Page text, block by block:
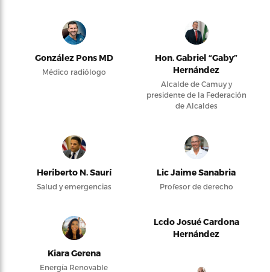
González Pons MD
Médico radiólogo
Hon. Gabriel “Gaby”
Hernández
Alcalde de Camuy y
presidente de la Federación
de Alcaldes
Heriberto N. Saurí
Salud y emergencias
Lic Jaime Sanabria
Profesor de derecho
Kiara Gerena
Energía Renovable
Lcdo Josué Cardona
Hernández